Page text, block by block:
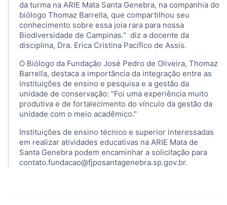
da turma na ARIE Mata Santa Genebra, na companhia do
biólogo Thomaz Barrella, que compartilhou seu
conhecimento sobre essa joia rara para nossa
Biodiversidade de Campinas." diz a docente da
disciplina, Dra. Erica Cristina Pacífico de Assis.
O Biólogo da Fundação José Pedro de Oliveira, Thomaz
Barrella, destaca a importância da integração entre as
instituições de ensino e pesquisa e a gestão da
unidade de conservação: "Foi uma experiência muito
produtiva e de fortalecimento do vínculo da gestão da
unidade com o meio acadêmico."
Instituições de ensino técnico e superior interessadas
em realizar atividades educativas na ARIE Mata de
Santa Genebra podem encaminhar a solicitação para
contato.fundacao@fjposantagenebra.sp.gov.br.